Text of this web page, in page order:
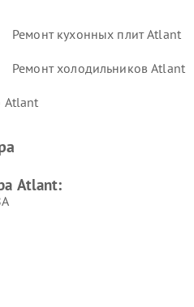
Ремонт кухонных плит Atlant
Ремонт холодильников Atlant
Atlant
Atlant: